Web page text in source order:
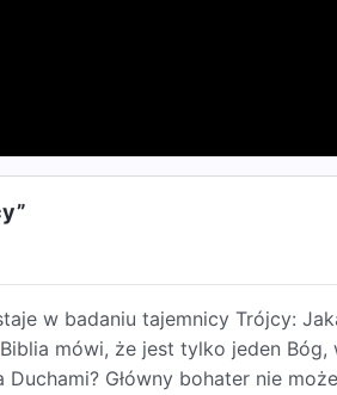
w badaniu tajemnicy Trójcy:
mówi, że jest tylko jeden Bóg,
Główny bohater nie